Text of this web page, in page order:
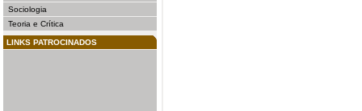
Sociologia
Teoria e Crítica
LINKS PATROCINADOS